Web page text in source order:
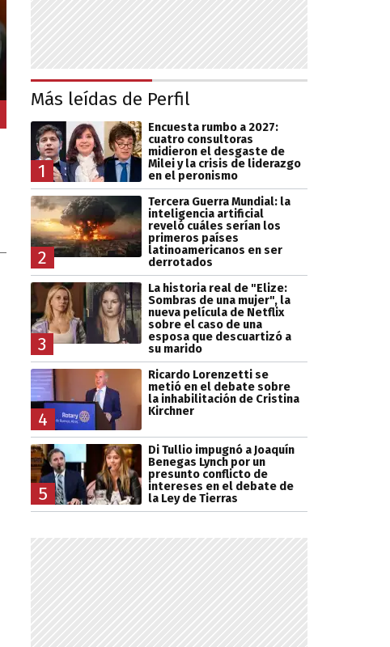
Más leídas de Perfil
1
Encuesta rumbo a 2027:
cuatro consultoras
midieron el desgaste de
Milei y la crisis de liderazgo
en el peronismo
2
Tercera Guerra Mundial: la
inteligencia artificial
reveló cuáles serían los
primeros países
latinoamericanos en ser
derrotados
3
La historia real de "Elize:
Sombras de una mujer", la
nueva película de Netflix
sobre el caso de una
esposa que descuartizó a
su marido
4
Ricardo Lorenzetti se
metió en el debate sobre
la inhabilitación de Cristina
Kirchner
5
Di Tullio impugnó a Joaquín
Benegas Lynch por un
presunto conflicto de
intereses en el debate de
la Ley de Tierras